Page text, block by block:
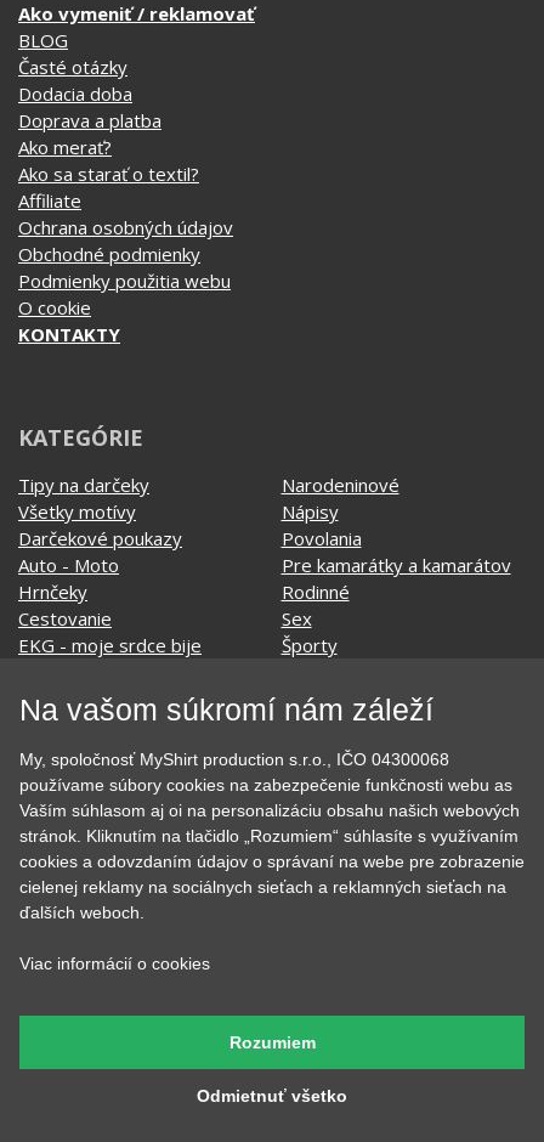
Ako vymeniť / reklamovať
BLOG
Časté otázky
Dodacia doba
Doprava a platba
Ako merať?
Ako sa starať o textil?
Affiliate
Ochrana osobných údajov
Obchodné podmienky
Podmienky použitia webu
O cookie
KONTAKTY
KATEGÓRIE
Tipy na darčeky
Všetky motívy
Darčekové poukazy
Auto - Moto
Hrnčeky
Cestovanie
EKG - moje srdce bije
Film a Seriál
Geek
Hobby
Hudobné
Jedlo, pitie a relax
Kvetiny
Láska
Narodeninové
Nápisy
Povolania
Pre kamarátky a kamarátov
Rodinné
Sex
Športy
Tehotenské tričká
Vianoce a Veľká noc
Vojenské
Významné dni
Zvierata
MyShirt
SOCIÁLNE SIETE
Na vašom súkromí nám záleží
My, spoločnosť MyShirt production s.r.o., IČO 04300068
používame súbory cookies na zabezpečenie funkčnosti webu as
Vaším súhlasom aj oi na personalizáciu obsahu našich webových
stránok. Kliknutím na tlačidlo „Rozumiem“ súhlasíte s využívaním
cookies a odovzdaním údajov o správaní na webe pre zobrazenie
cielenej reklamy na sociálnych sieťach a reklamných sieťach na
ďalších weboch.
Viac informácií o cookies
Odmietnuť všetko
Rozumiem